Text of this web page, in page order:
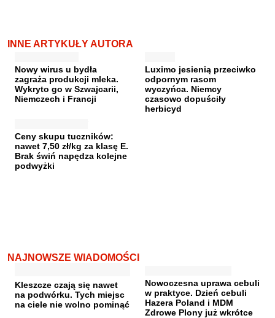
INNE ARTYKUŁY AUTORA
Nowy wirus u bydła
zagraża produkcji mleka.
Wykryto go w Szwajcarii,
Niemczech i Francji
Luximo jesienią przeciwko
odpornym rasom
wyczyńca. Niemcy
czasowo dopuściły
herbicyd
Ceny skupu tuczników:
nawet 7,50 zł/kg za klasę E.
Brak świń napędza kolejne
podwyżki
NAJNOWSZE WIADOMOŚCI
Kleszcze czają się nawet
na podwórku. Tych miejsc
na ciele nie wolno pominąć
Nowoczesna uprawa cebuli
w praktyce. Dzień cebuli
Hazera Poland i MDM
Zdrowe Plony już wkrótce